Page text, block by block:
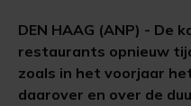
DEN HAAG (ANP) - De
restaurants opnieuw
zoals in het voorjaar
daarover en over de